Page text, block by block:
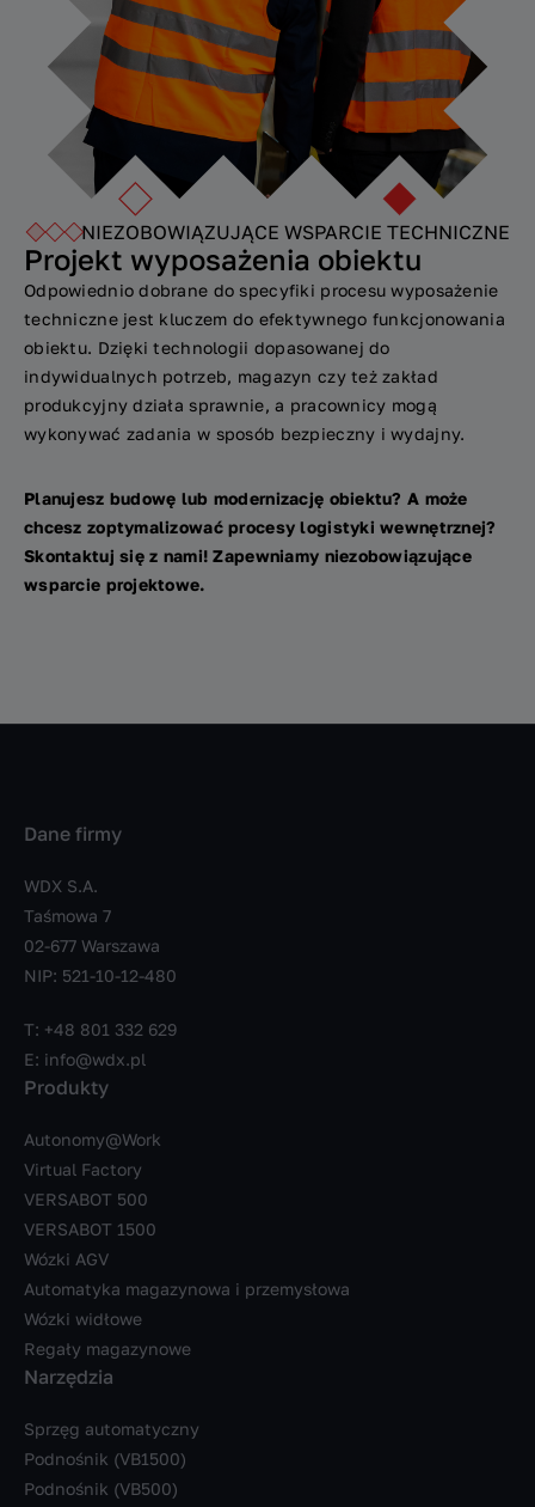
NIEZOBOWIĄZUJĄCE WSPARCIE TECHNICZNE
Projekt wyposażenia obiektu
Odpowiednio dobrane do specyfiki procesu wyposażenie
techniczne jest kluczem do efektywnego funkcjonowania
obiektu. Dzięki technologii dopasowanej do
indywidualnych potrzeb, magazyn czy też zakład
produkcyjny działa sprawnie, a pracownicy mogą
wykonywać zadania w sposób bezpieczny i wydajny.
Planujesz budowę lub modernizację obiektu? A może
chcesz zoptymalizować procesy logistyki wewnętrznej?
Skontaktuj się z nami! Zapewniamy niezobowiązujące
wsparcie projektowe.
Dane firmy
WDX S.A.
Taśmowa 7
02-677 Warszawa
NIP: 521-10-12-480
T: +48 801 332 629
E: info@wdx.pl
Produkty
Autonomy@Work
Virtual Factory
VERSABOT 500
VERSABOT 1500
Wózki AGV
Automatyka magazynowa i przemysłowa
Wózki widłowe
Regały magazynowe
Narzędzia
Sprzęg automatyczny
Podnośnik (VB1500)
Podnośnik (VB500)